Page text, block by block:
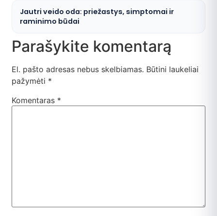
Jautri veido oda: priežastys, simptomai ir
raminimo būdai
Parašykite komentarą
El. pašto adresas nebus skelbiamas. Būtini laukeliai
pažymėti *
Komentaras *